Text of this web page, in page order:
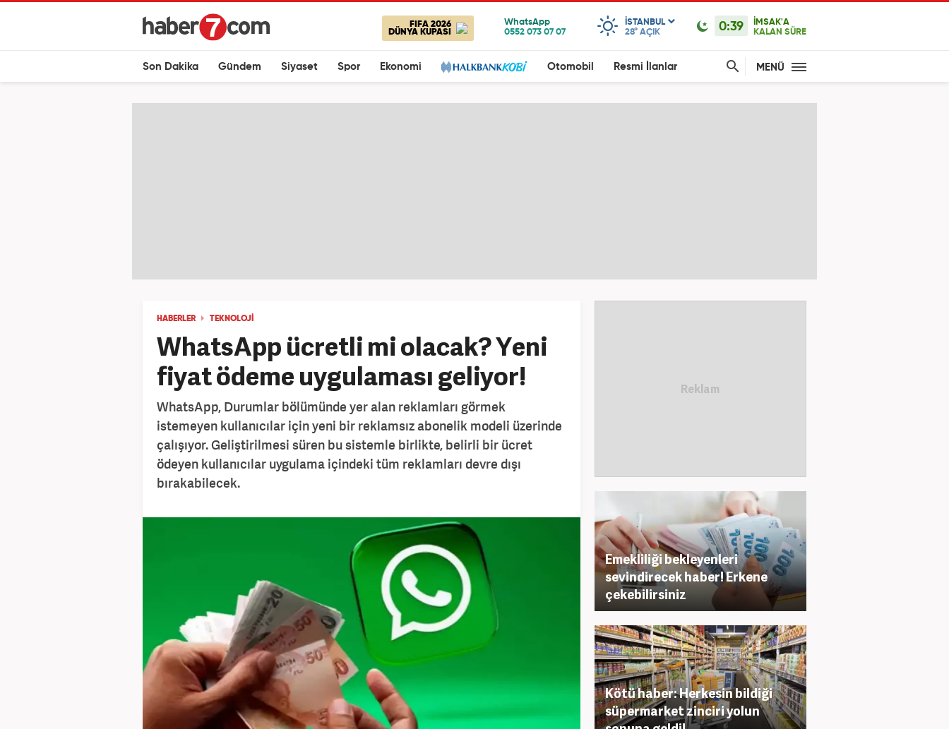
FIFA 2026
DÜNYA KUPASI
ISTANBUL
28° AÇIK 0:39
İMSAK'A
KALAN SÜRE
Son Dakika Gündem Siyaset Spor Ekonomi Otomobil Resmi İlanlar MENÜ
HABERLER TEKNOLOJİ
WhatsApp ücretli mi olacak? Yeni
fiyat ödeme uygulaması geliyor!
WhatsApp, Durumlar bölümünde yer alan reklamları görmek
istemeyen kullanıcılar için yeni bir reklamsız abonelik modeli üzerinde
çalışıyor. Geliştirilmesi süren bu sistemle birlikte, belirli bir ücret
ödeyen kullanıcılar uygulama içindeki tüm reklamları devre dışı
bırakabilecek.
Emekliliği bekleyenleri
sevindirecek haber! Erkene
çekebilirsiniz
Kötü haber: Herkesin bildiği
süpermarket zinciri yolun